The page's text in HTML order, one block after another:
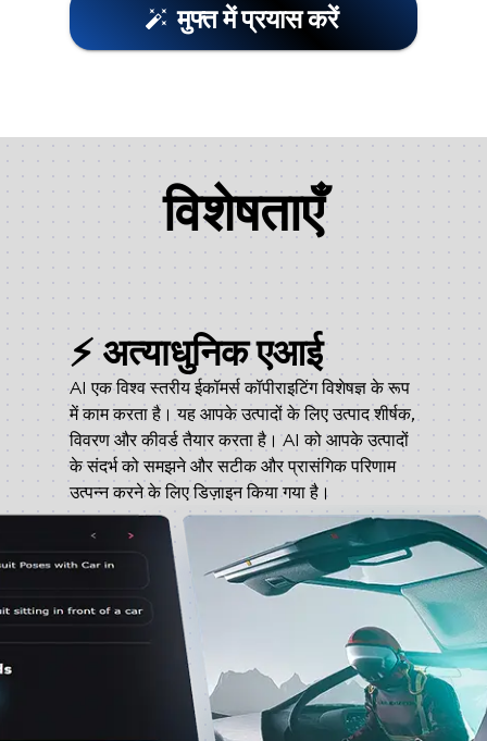
मुफ्त में प्रयास करें
विशेषताएँ
⚡ अत्याधुनिक एआई
AI एक विश्व स्तरीय ईकॉमर्स कॉपीराइटिंग विशेषज्ञ के रूप
में काम करता है। यह आपके उत्पादों के लिए उत्पाद शीर्षक,
विवरण और कीवर्ड तैयार करता है। AI को आपके उत्पादों
के संदर्भ को समझने और सटीक और प्रासंगिक परिणाम
उत्पन्न करने के लिए डिज़ाइन किया गया है।